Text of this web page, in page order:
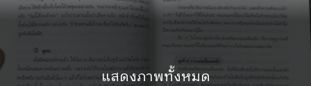
แสดงภาพทั้งหมด